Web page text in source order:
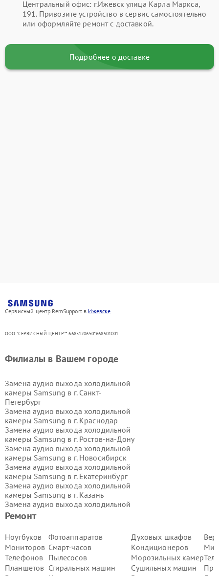
Центральный офис: г.Ижевск улица Карла Маркса,
191. Привозите устройство в сервис самостоятельно
или оформляйте ремонт с доставкой.
Подробнее о доставке
Сервисный центр RemSupport в Ижевске
ООО "СЕРВИСНЫЙ ЦЕНТР"* 6685170650*668501001
Ремонт
Ноутбуков
Мониторов
Телефонов
Планшетов
Фотоаппаратов
Смарт-часов
Пылесосов
Стиральных машин
Духовых шкафов
Кондиционеров
Морозильных камер
Сушильных машин
Филиалы в Вашем городе
Замена аудио выхода холодильной
камеры Samsung в г. Санкт-
Петербург
Замена аудио выхода холодильной
камеры Samsung в г. Краснодар
Замена аудио выхода холодильной
камеры Samsung в г. Ростов-на-Дону
Замена аудио выхода холодильной
камеры Samsung в г. Новосибирск
Замена аудио выхода холодильной
камеры Samsung в г. Екатеринбург
Замена аудио выхода холодильной
камеры Samsung в г. Казань
Замена аудио выхода холодильной
камеры Samsung в г.
Замена аудио выхода холодильной
камеры Samsung в г.
Замена аудио выхода холодильной
камеры Samsung в г.Самара
Замена аудио выхода холодильной
камеры Samsung в г.Пермь